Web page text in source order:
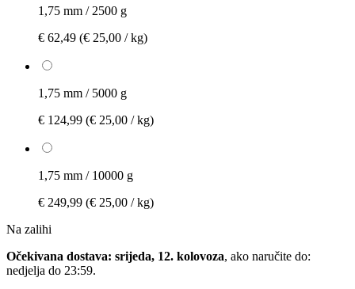
1,75 mm / 2500 g
€ 62,49 (€ 25,00 / kg)
1,75 mm / 5000 g
€ 124,99 (€ 25,00 / kg)
1,75 mm / 10000 g
€ 249,99 (€ 25,00 / kg)
Na zalihi
Očekivana dostava: srijeda, 12. kolovoza, ako naručite do:
nedjelja do 23:59.